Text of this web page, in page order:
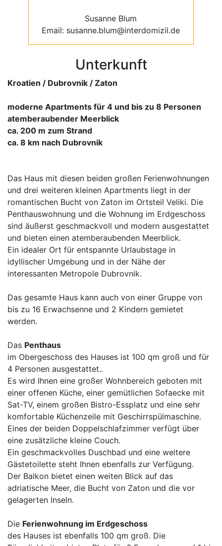
Susanne Blum
Email: susanne.blum@interdomizil.de
Unterkunft
Kroatien / Dubrovnik / Zaton
moderne Apartments für 4 und bis zu 8 Personen
atemberaubender Meerblick
ca. 200 m zum Strand
ca. 8 km nach Dubrovnik
Das Haus mit diesen beiden großen Ferienwohnungen
und drei weiteren kleinen Apartments liegt in der
romantischen Bucht von Zaton im Ortsteil Veliki. Die
Penthauswohnung und die Wohnung im Erdgeschoss
sind äußerst geschmackvoll und modern ausgestattet
und bieten einen atemberaubenden Meerblick.
Ein idealer Ort für entspannte Urlaubstage in
idyllischer Umgebung und in der Nähe der
interessanten Metropole Dubrovnik.
Das gesamte Haus kann auch von einer Gruppe von
bis zu 16 Erwachsenne und 2 Kindern gemietet
werden.
Das Penthaus
im Obergeschoss des Hauses ist 100 qm groß und für
4 Personen ausgestattet..
Es wird Ihnen eine großer Wohnbereich geboten mit
einer offenen Küche, einer gemütlichen Sofaecke mit
Sat-TV, einem großen Bistro-Essplatz und eine sehr
komfortable Küchenzeile mit Geschirrspülmaschine.
Eines der beiden Doppelschlafzimmer verfügt über
eine zusätzliche kleine Couch.
Ein geschmackvolles Duschbad und eine weitere
Gästetoilette steht Ihnen ebenfalls zur Verfügung.
Der Balkon bietet einen weiten Blick auf das
adriatische Meer, die Bucht von Zaton und die vor
gelagerten Inseln.
Die Ferienwohnung im Erdgeschoss
des Hauses ist ebenfalls 100 qm groß. Die